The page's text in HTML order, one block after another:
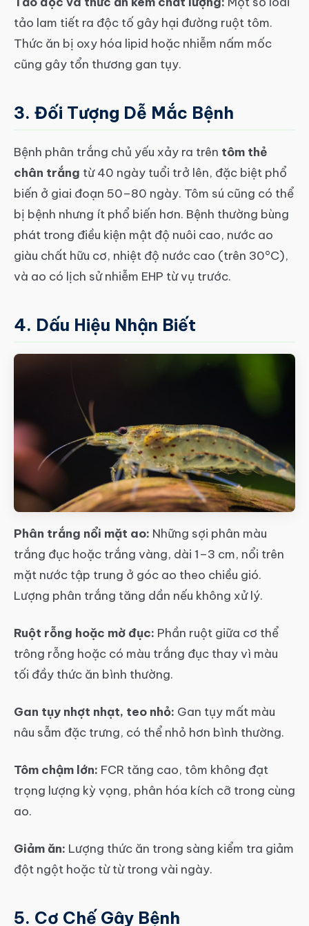
tảo lam tiết ra độc tố gây hại đường ruột tôm.
Thức ăn bị oxy hóa lipid hoặc nhiễm nấm mốc
cũng gây tổn thương gan tụy.
3. Đối Tượng Dễ Mắc Bệnh
Bệnh phân trắng chủ yếu xảy ra trên tôm thẻ
chân trắng từ 40 ngày tuổi trở lên, đặc biệt phổ
biến ở giai đoạn 50–80 ngày. Tôm sú cũng có thể
bị bệnh nhưng ít phổ biến hơn. Bệnh thường bùng
phát trong điều kiện mật độ nuôi cao, nước ao
giàu chất hữu cơ, nhiệt độ nước cao (trên 30°C),
và ao có lịch sử nhiễm EHP từ vụ trước.
4. Dấu Hiệu Nhận Biết
Phân trắng nổi mặt ao: Những sợi phân màu
trắng đục hoặc trắng vàng, dài 1–3 cm, nổi trên
mặt nước tập trung ở góc ao theo chiều gió.
Lượng phân trắng tăng dần nếu không xử lý.
Ruột rỗng hoặc mờ đục: Phần ruột giữa cơ thể
trông rỗng hoặc có màu trắng đục thay vì màu
tối đầy thức ăn bình thường.
Gan tụy nhợt nhạt, teo nhỏ: Gan tụy mất màu
nâu sẫm đặc trưng, có thể nhỏ hơn bình thường.
Tôm chậm lớn: FCR tăng cao, tôm không đạt
trọng lượng kỳ vọng, phân hóa kích cỡ trong cùng
ao.
Giảm ăn: Lượng thức ăn trong sàng kiểm tra giảm
đột ngột hoặc từ từ trong vài ngày.
5. Cơ Chế Gây Bệnh